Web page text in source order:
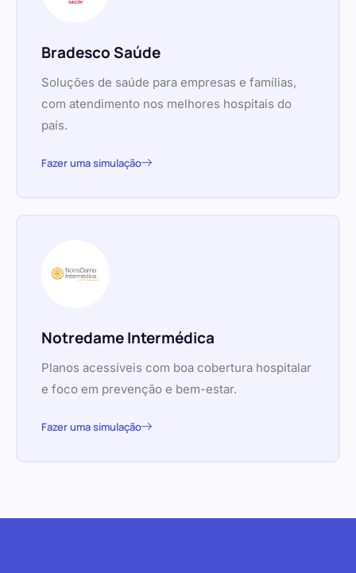
Bradesco Saúde
Soluções de saúde para empresas e famílias,
com atendimento nos melhores hospitais do
país.
Fazer uma simulação
Notredame Intermédica
Planos acessíveis com boa cobertura hospitalar
e foco em prevenção e bem-estar.
Fazer uma simulação